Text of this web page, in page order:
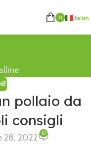
0 Italian
pollaio da
consigli
28, 2022 0